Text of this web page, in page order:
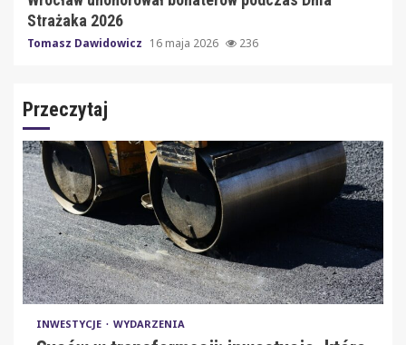
Strażaka 2026
Tomasz Dawidowicz 16 maja 2026 236
Przeczytaj
INWESTYCJE WYDARZENIA